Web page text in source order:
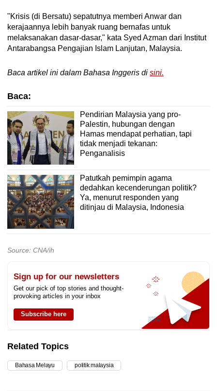
"Krisis (di Bersatu) sepatutnya memberi Anwar dan
kerajaannya lebih banyak ruang bernafas untuk
melaksanakan dasar-dasar," kata Syed Azman dari Institut
Antarabangsa Pengajian Islam Lanjutan, Malaysia.
Baca artikel ini dalam Bahasa Inggeris di sini.
Baca:
Pendirian Malaysia yang pro-
Palestin, hubungan dengan
Hamas mendapat perhatian, tapi
tidak menjadi tekanan:
Penganalisis
Patutkah pemimpin agama
dedahkan kecenderungan politik?
Ya, menurut responden yang
ditinjau di Malaysia, Indonesia
Source: CNA/ih
Sign up for our newsletters
Get our pick of top stories and thought-
provoking articles in your inbox
Subscribe here
Related Topics
Bahasa Melayu politik malaysia